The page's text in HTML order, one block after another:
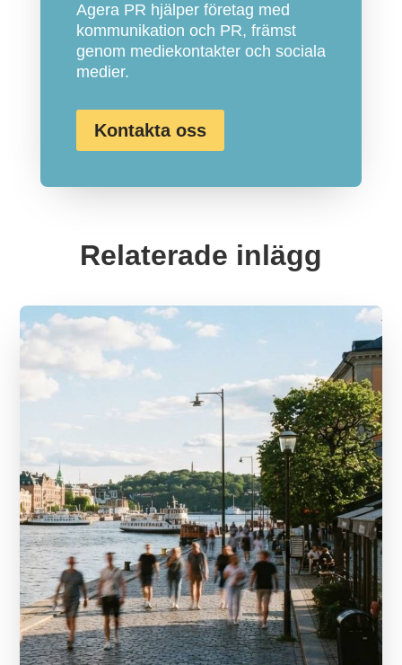
Agera PR hjälper företag med
kommunikation och PR, främst
genom mediekontakter och sociala
medier.
Kontakta oss
Relaterade inlägg